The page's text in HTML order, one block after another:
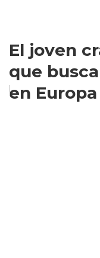
El joven
que
en Europa